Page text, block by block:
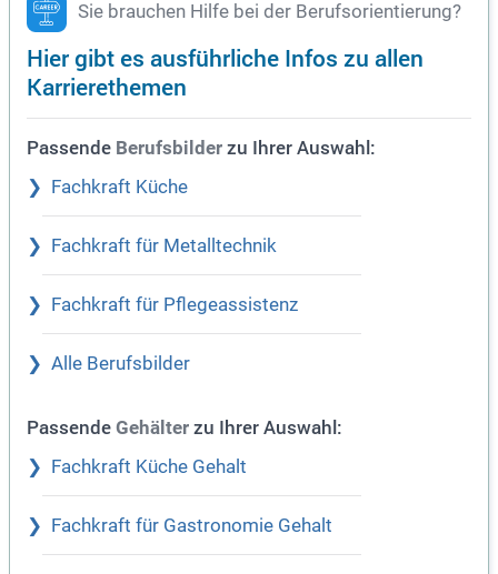
Sie brauchen Hilfe bei der Berufsorientierung?
Hier gibt es ausführliche Infos zu allen
Karrierethemen
Passende Berufsbilder zu Ihrer Auswahl:
Fachkraft Küche
Fachkraft für Metalltechnik
Fachkraft für Pflegeassistenz
Alle Berufsbilder
Passende Gehälter zu Ihrer Auswahl:
Fachkraft Küche Gehalt
Fachkraft für Gastronomie Gehalt